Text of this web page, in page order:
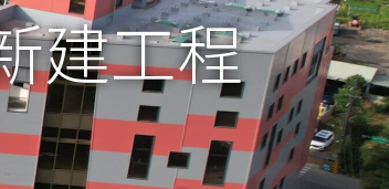
建工程